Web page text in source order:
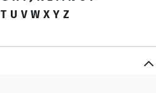
T U V W X Y Z